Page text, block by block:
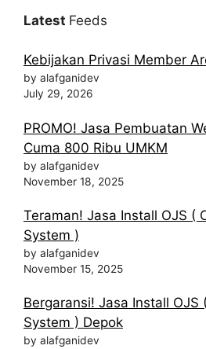
Latest Feeds
Kebijakan Privasi Member
by alafganidev
July 29, 2026
PROMO! Jasa Pembuatan
Cuma 800 Ribu UMKM
by alafganidev
November 18, 2025
Teraman! Jasa Install OJS (
System )
by alafganidev
November 15, 2025
Bergaransi! Jasa Install OJS
System ) Depok
by alafganidev